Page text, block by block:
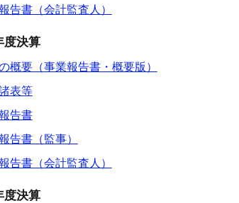
告書（会計監査人）
度決算
概要（事業報告書・概要版）
表等
告書
告書（監事）
告書（会計監査人）
度決算